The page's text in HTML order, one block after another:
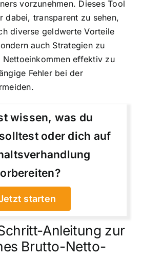
vorzunehmen. Dieses Tool
dabei, transparent zu sehen,
diverse geldwerte Vorteile
auch Strategien zu
effektiv zu
Fehler bei der
wissen, was du
oder dich auf
starten
Anleitung zur
Brutto-Netto-